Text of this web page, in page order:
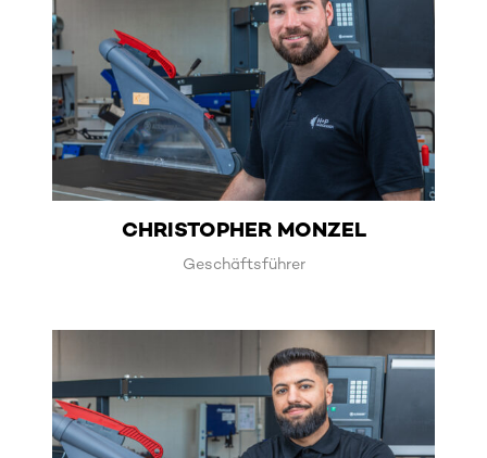
CHRISTOPHER MONZEL
Geschäftsführer